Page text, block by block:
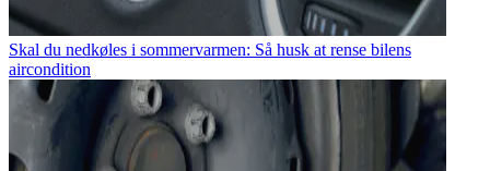
Skal du nedkøles i sommervarmen: Så husk at rense bilens
aircondition